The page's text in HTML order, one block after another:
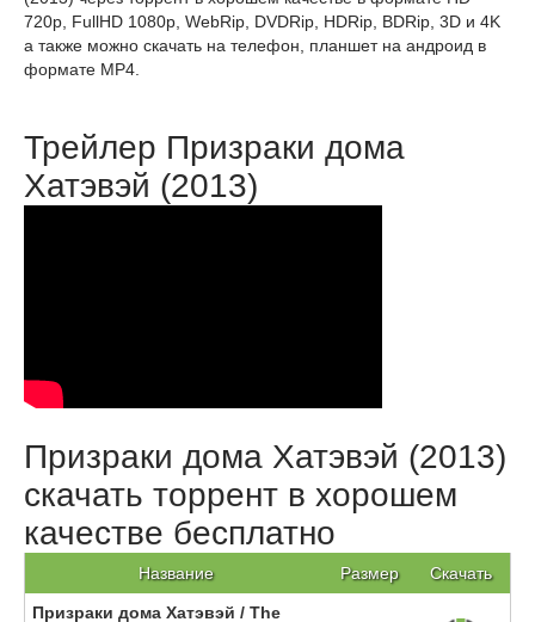
720p, FullHD 1080p, WebRip, DVDRip, HDRip, BDRip, 3D и 4K
а также можно скачать на телефон, планшет на андроид в
формате MP4.
Трейлер Призраки дома
Хатэвэй (2013)
Призраки дома Хатэвэй (2013)
скачать торрент в хорошем
качестве бесплатно
Название Размер Скачать
Призраки дома Хатэвэй / The